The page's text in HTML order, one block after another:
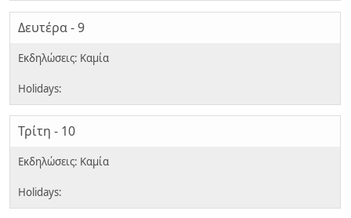
Δευτέρα - 9
Τρίτη - 10